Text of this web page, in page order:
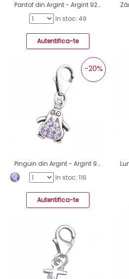
Pantof din Argint - Argint 925 Amulete cu sistem de închidere A4S14518
In stoc: 49
Autentifica-te
Pinguin din Argint - Argint 925 Amulete cu sistem de închidere A4S12720
-20%
In stoc: 116
Autentifica-te